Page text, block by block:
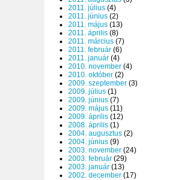
2011. július (4)
2011. június (2)
2011. május (13)
2011. április (8)
2011. március (7)
2011. február (6)
2011. január (4)
2010. november (4)
2010. október (2)
2009. szeptember (3)
2009. július (1)
2009. június (7)
2009. május (11)
2009. április (12)
2008. április (1)
2004. augusztus (2)
2004. június (9)
2003. november (24)
2003. február (29)
2003. január (13)
2002. december (17)